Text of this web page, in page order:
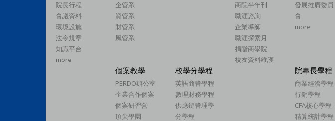
院長行程
會議資料
環境設施
法令規章
知識平台
more
企管系
資管系
財管系
風管系
商院半年刊
職涯諮詢
企業導師
職涯探索月
捐贈商學院
校友資料維護
發展推廣委員
會
more
個案教學
PERDO辦公室
企業合作個案
個案研習營
頂尖學園
校學分學程
英語商管學程
數理財務學程
供應鏈管理學
分學程
院專長學程
商業經濟學程
行銷學程
CFA核心學程
精算統計學程